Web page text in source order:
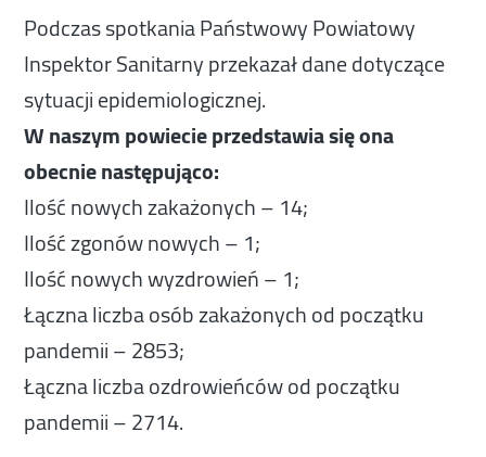
Podczas spotkania Państwowy Powiatowy
Inspektor Sanitarny przekazał dane dotyczące
sytuacji epidemiologicznej.
W naszym powiecie przedstawia się ona
obecnie następująco:
Ilość nowych zakażonych – 14;
Ilość zgonów nowych – 1;
Ilość nowych wyzdrowień – 1;
Łączna liczba osób zakażonych od początku
pandemii – 2853;
Łączna liczba ozdrowieńców od początku
pandemii – 2714.